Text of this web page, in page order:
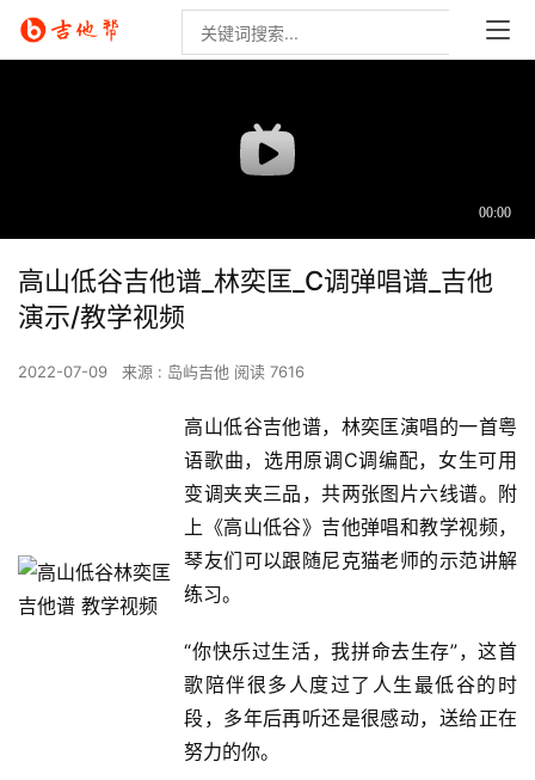
高山低谷吉他谱_林奕匡_C调弹唱谱_吉他
演示/教学视频
2022-07-09 来源 : 岛屿吉他 阅读 7616
高山低谷吉他谱，林奕匡演唱的一首粤
语歌曲，选用原调C调编配，女生可用
变调夹夹三品，共两张图片六线谱。附
上《高山低谷》吉他弹唱和教学视频，
琴友们可以跟随尼克猫老师的示范讲解
练习。
“你快乐过生活，我拼命去生存”，这首
歌陪伴很多人度过了人生最低谷的时
段，多年后再听还是很感动，送给正在
努力的你。